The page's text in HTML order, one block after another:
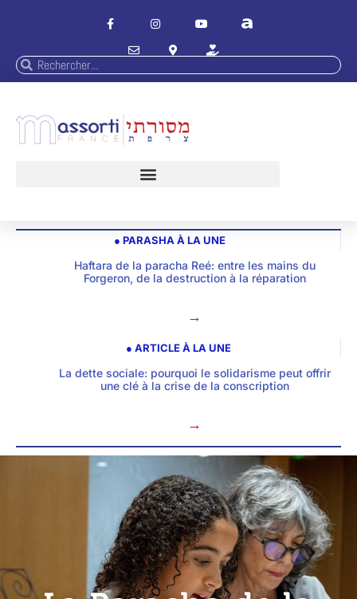
● PARASHA À LA UNE
Haftara de la paracha Reé: entre les mains du
Forgeron, de la destruction à la réparation
→
● ARTICLE À LA UNE
La dette sociale: pourquoi le solidarisme peut offrir
une clé à la crise de la conscription
→